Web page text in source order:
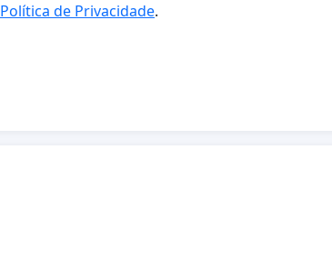
Política de Privacidade.